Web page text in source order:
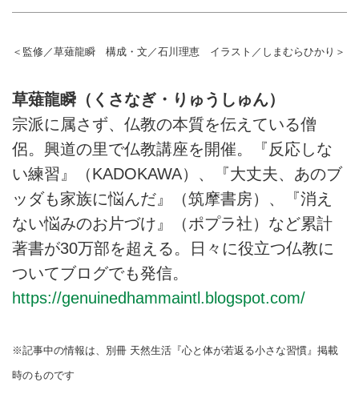
＜監修／草薙龍瞬 構成・文／石川理恵 イラスト／しまむらひかり＞
草薙龍瞬（くさなぎ・りゅうしゅん）
宗派に属さず、仏教の本質を伝えている僧
侶。興道の里で仏教講座を開催。『反応しな
い練習』（KADOKAWA）、『大丈夫、あのブ
ッダも家族に悩んだ』（筑摩書房）、『消え
ない悩みのお片づけ』（ポプラ社）など累計
著書が30万部を超える。日々に役立つ仏教に
ついてブログでも発信。
https://genuinedhammaintl.blogspot.com/
※記事中の情報は、別冊 天然生活『心と体が若返る小さな習慣』掲載
時のものです